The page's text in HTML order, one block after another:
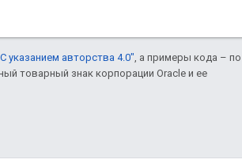
указанием авторства 4.0" , а примеры кода – по
товарный знак корпорации Oracle и ее